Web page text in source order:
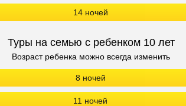
14 ночей
Туры на семью с ребенком 10 лет
Возраст ребенка можно всегда изменить
8 ночей
11 ночей